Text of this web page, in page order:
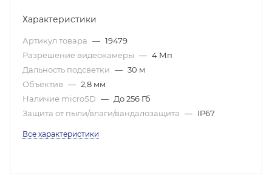
Характеристики
Артикул товара — 19479
Разрешение видеокамеры — 4 Мп
Дальность подсветки — 30 м
Объектив — 2,8 мм
Наличие microSD — До 256 Гб
Защита от пыли/влаги/вандалозащита — IP67
Все характеристики